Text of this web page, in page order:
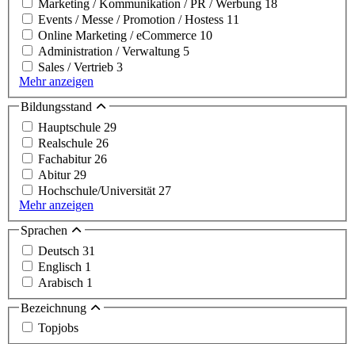
Marketing / Kommunikation / PR / Werbung 18
Events / Messe / Promotion / Hostess 11
Online Marketing / eCommerce 10
Administration / Verwaltung 5
Sales / Vertrieb 3
Mehr anzeigen
Bildungsstand
Hauptschule 29
Realschule 26
Fachabitur 26
Abitur 29
Hochschule/Universität 27
Mehr anzeigen
Sprachen
Deutsch 31
Englisch 1
Arabisch 1
Bezeichnung
Topjobs